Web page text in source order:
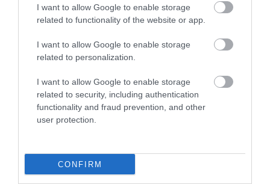
I want to allow Google to enable storage
related to functionality of the website or app.
I want to allow Google to enable storage
related to personalization.
I want to allow Google to enable storage
related to security, including authentication
functionality and fraud prevention, and other
user protection.
CONFIRM
Ha tovább olvasnál:4 hely a világon, ahol 2025-
A felfedezőket teljesen levette a lábukról az üzenet,
kollégáikkal. Pontosan tudták, hogy milyen munkát
végeztek elődeik, akik minden bizonnyal azzal is